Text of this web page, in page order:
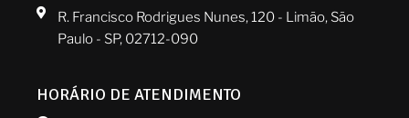
HORÁRIO DE ATENDIMENTO
R. Francisco Rodrigues Nunes, 120 - Limão, São
Paulo - SP, 02712-090